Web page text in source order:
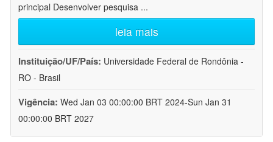
principal Desenvolver pesquisa ...
leia mais
Instituição/UF/País: Universidade Federal de Rondônia -
RO - Brasil
Vigência: Wed Jan 03 00:00:00 BRT 2024-Sun Jan 31
00:00:00 BRT 2027